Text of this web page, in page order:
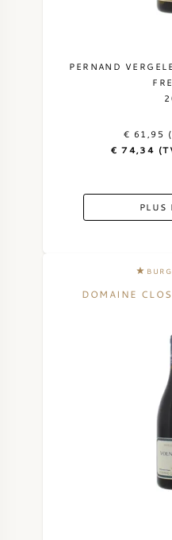
PERNAND
€ 61,95
€ 74,34
PLUS
DOMAINE